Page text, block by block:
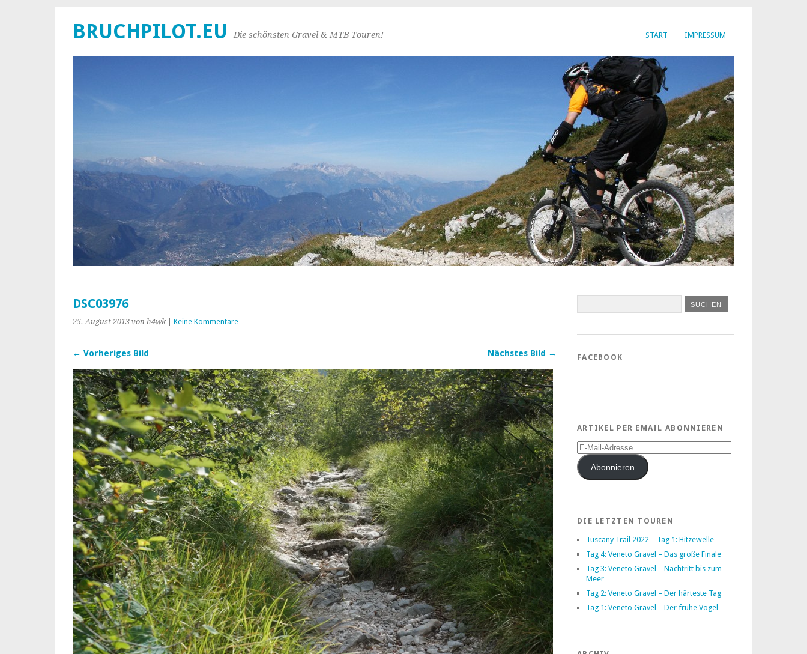
START IMPRESSUM
BRUCHPILOT.EU Die schönsten Gravel & MTB Touren!
DSC03976
25. August 2013 von h4wk| Keine Kommentare
← Vorheriges Bild Nächstes Bild → FACEBOOK
ARTIKEL PER EMAIL ABONNIEREN
E-
Mail-
AdresseAbonnieren
DIE LETZTEN TOUREN
Tuscany Trail 2022 – Tag 1: Hitzewelle
Tag 4: Veneto Gravel – Das große Finale
Tag 3: Veneto Gravel – Nachtritt bis zum
Meer
Tag 2: Veneto Gravel – Der härteste Tag
Tag 1: Veneto Gravel – Der frühe Vogel…